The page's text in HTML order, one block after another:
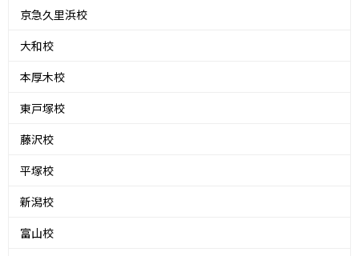
京急久里浜校
大和校
本厚木校
東戸塚校
藤沢校
平塚校
新潟校
富山校